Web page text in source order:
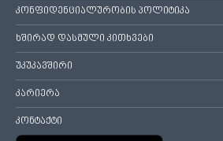
კონფიდენციალურობის პოლიტიკა
ხშირად დასმული კითხვები
უკუკავშირი
კარიერა
კონტაქტი